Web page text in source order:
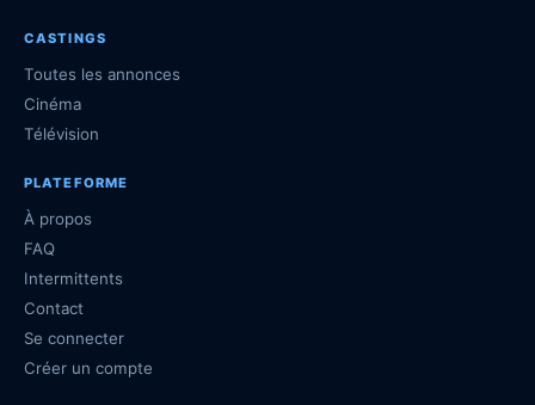
CASTINGS
Toutes les annonces
Cinéma
Télévision
PLATEFORME
À propos
FAQ
Intermittents
Contact
Se connecter
Créer un compte